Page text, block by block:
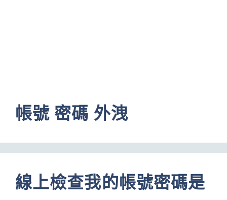
帳號 密碼 外洩
線上檢查我的帳號密碼是